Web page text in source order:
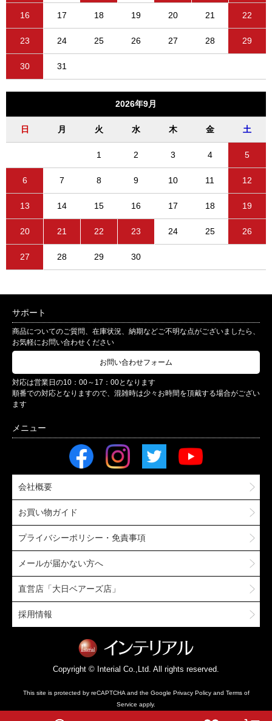
16 17 18 19 20 21 22
23 24 25 26 27 28 29
30 31
2026年9月
日 月 火 水 木 金 土
1 2 3 4 5
6 7 8 9 10 11 12
13 14 15 16 17 18 19
20 21 22 23 24 25 26
27 28 29 30
サポート
商品についてのご質問、在庫状況、納期などご不明な点がございましたら、
お気軽にお問い合わせください
お問い合わせフォーム
対応は営業日の10：00～17：00となります
順番での対応となりますので、混雑時は少々お時間を頂戴する場合がござい
ます
会社概要
お買い物ガイド
プライバシーポリシー・免責事項
メールが届かない方へ
直営店「大日ベアーズ店」
採用情報
Copyright © Interial Co.,Ltd. All rights reserved.
This site is protected by reCAPTCHA and the Google Privacy Policyand Terms of
Service apply.